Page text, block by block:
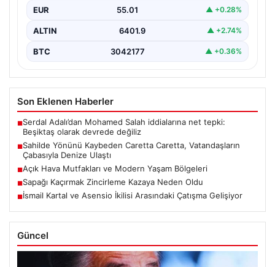
önemli bir…
EUR 55.01 ▲ +0.28%
ALTIN 6401.9 ▲ +2.74%
BTC 3042177 ▲ +0.36%
Son Eklenen Haberler
■Serdal Adalı’dan Mohamed Salah iddialarına net tepki:
Beşiktaş olarak devrede değiliz
■Sahilde Yönünü Kaybeden Caretta Caretta, Vatandaşların
Çabasıyla Denize Ulaştı
■Açık Hava Mutfakları ve Modern Yaşam Bölgeleri
■Sapağı Kaçırmak Zincirleme Kazaya Neden Oldu
■İsmail Kartal ve Asensio İkilisi Arasındaki Çatışma Gelişiyor
Güncel